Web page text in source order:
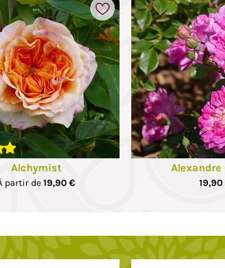
Alchymist
partir de 19,90 €
Alexandre
19,90
Ajouter à mes favoris